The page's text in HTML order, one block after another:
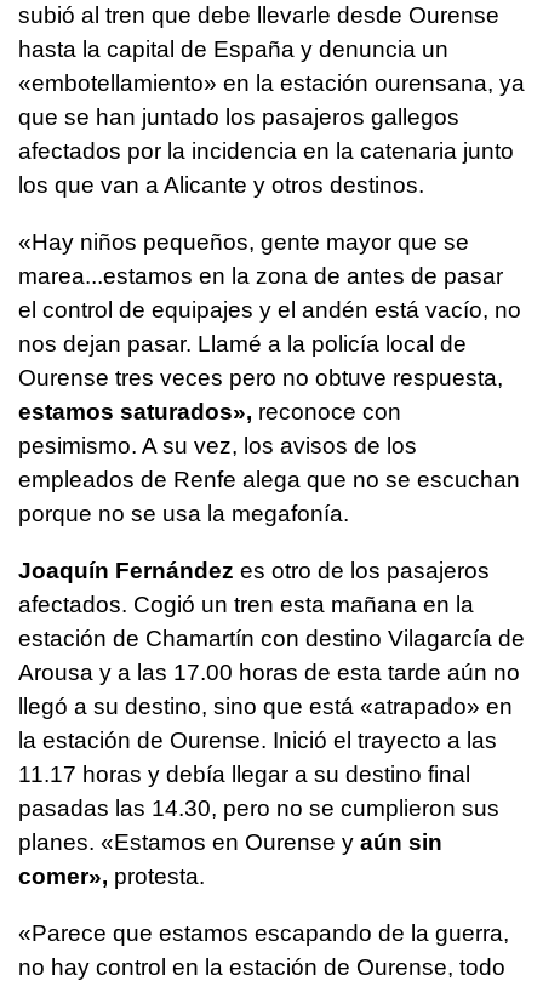
subió al tren que debe llevarle desde Ourense
hasta la capital de España y denuncia un
«embotellamiento» en la estación ourensana, ya
que se han juntado los pasajeros gallegos
afectados por la incidencia en la catenaria junto
los que van a Alicante y otros destinos.
«Hay niños pequeños, gente mayor que se
marea...estamos en la zona de antes de pasar
el control de equipajes y el andén está vacío, no
nos dejan pasar. Llamé a la policía local de
Ourense tres veces pero no obtuve respuesta,
estamos saturados», reconoce con
pesimismo. A su vez, los avisos de los
empleados de Renfe alega que no se escuchan
porque no se usa la megafonía.
Joaquín Fernández es otro de los pasajeros
afectados. Cogió un tren esta mañana en la
estación de Chamartín con destino Vilagarcía de
Arousa y a las 17.00 horas de esta tarde aún no
llegó a su destino, sino que está «atrapado» en
la estación de Ourense. Inició el trayecto a las
11.17 horas y debía llegar a su destino final
pasadas las 14.30, pero no se cumplieron sus
planes. «Estamos en Ourense y aún sin
comer», protesta.
«Parece que estamos escapando de la guerra,
no hay control en la estación de Ourense, todo